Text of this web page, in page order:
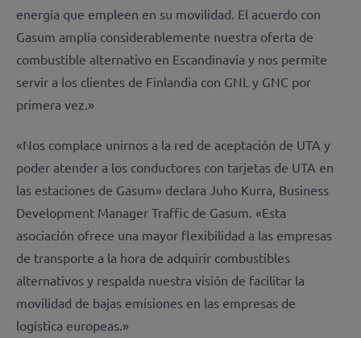
energía que empleen en su movilidad. El acuerdo con
Gasum amplía considerablemente nuestra oferta de
combustible alternativo en Escandinavia y nos permite
servir a los clientes de Finlandia con GNL y GNC por
primera vez.»
«Nos complace unirnos a la red de aceptación de UTA y
poder atender a los conductores con tarjetas de UTA en
las estaciones de Gasum» declara Juho Kurra, Business
Development Manager Traffic de Gasum. «Esta
asociación ofrece una mayor flexibilidad a las empresas
de transporte a la hora de adquirir combustibles
alternativos y respalda nuestra visión de facilitar la
movilidad de bajas emisiones en las empresas de
logística europeas.»